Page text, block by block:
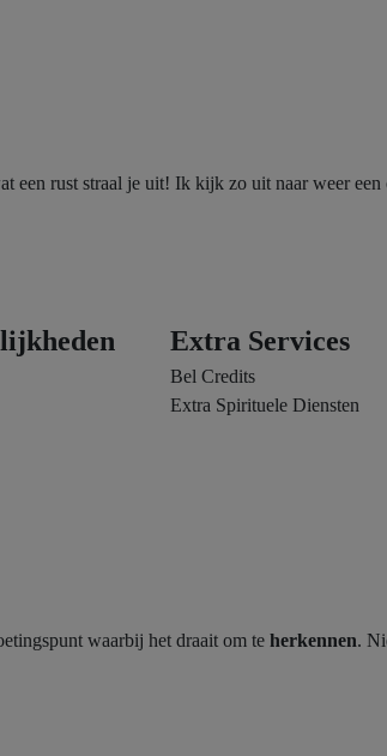
een rust straal je uit! Ik kijk zo uit naar weer
Extra Services
Bel Credits
Extra Spirituele Diensten
waarbij het draait om te herkennen.